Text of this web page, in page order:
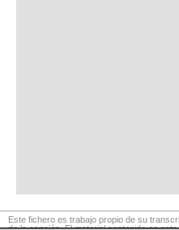
Este fichero es trabajo propio de su